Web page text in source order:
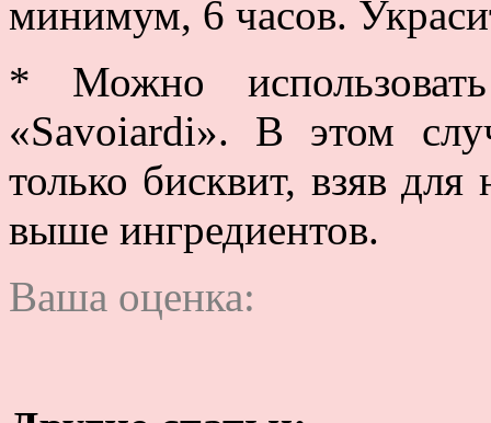
минимум, 6 часов.
* Можно
«Savoiardi». В этом
только бисквит, взяв
выше ингредиентов.
Ваша оценка: